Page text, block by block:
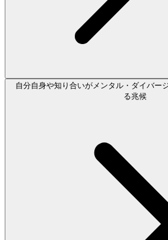
自分自身や知り合いがメンタル・ダイバー
る兆候